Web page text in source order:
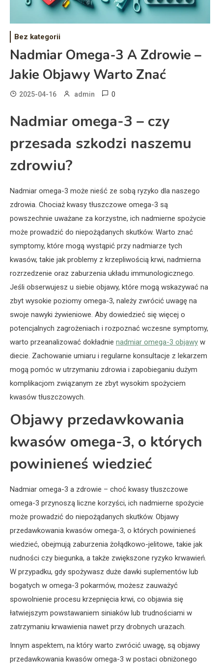
Bez kategorii
Nadmiar Omega-3 A Zdrowie –
Jakie Objawy Warto Znać
2025-04-16 admin 0
Nadmiar omega-3 – czy
przesada szkodzi naszemu
zdrowiu?
Nadmiar omega-3 może nieść ze sobą ryzyko dla naszego
zdrowia. Chociaż kwasy tłuszczowe omega-3 są
powszechnie uważane za korzystne, ich nadmierne spożycie
może prowadzić do niepożądanych skutków. Warto znać
symptomy, które mogą wystąpić przy nadmiarze tych
kwasów, takie jak problemy z krzepliwością krwi, nadmierna
rozrzedzenie oraz zaburzenia układu immunologicznego.
Jeśli obserwujesz u siebie objawy, które mogą wskazywać na
zbyt wysokie poziomy omega-3, należy zwrócić uwagę na
swoje nawyki żywieniowe. Aby dowiedzieć się więcej o
potencjalnych zagrożeniach i rozpoznać wczesne symptomy,
warto przeanalizować dokładnie nadmiar omega-3 objawy w
diecie. Zachowanie umiaru i regularne konsultacje z lekarzem
mogą pomóc w utrzymaniu zdrowia i zapobieganiu dużym
komplikacjom związanym ze zbyt wysokim spożyciem
kwasów tłuszczowych.
Objawy przedawkowania
kwasów omega-3, o których
powinieneś wiedzieć
Nadmiar omega-3 a zdrowie – choć kwasy tłuszczowe
omega-3 przynoszą liczne korzyści, ich nadmierne spożycie
może prowadzić do niepożądanych skutków. Objawy
przedawkowania kwasów omega-3, o których powinieneś
wiedzieć, obejmują zaburzenia żołądkowo-jelitowe, takie jak
nudności czy biegunka, a także zwiększone ryzyko krwawień.
W przypadku, gdy spożywasz duże dawki suplementów lub
bogatych w omega-3 pokarmów, możesz zauważyć
spowolnienie procesu krzepnięcia krwi, co objawia się
łatwiejszym powstawaniem siniaków lub trudnościami w
zatrzymaniu krwawienia nawet przy drobnych urazach.
Innym aspektem, na który warto zwrócić uwagę, są objawy
przedawkowania kwasów omega-3 w postaci obniżonego